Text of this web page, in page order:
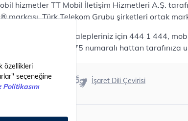
Aksesuar
Samsung Galaxy Watch 6
Classic
Akıllı Ekran Koruma
Akıllı Cihaz Koruma
hizmetler TT Mobil İletişim Hizmetleri A.Ş.
markası, Türk Telekom Grubu şirketleri ortak
mobil bireysel talepleriniz için 444 1 444,
için 444 0375 numaralı hattan tarafınıza
Erişilebilirlik İşaret Dili Çevirisi